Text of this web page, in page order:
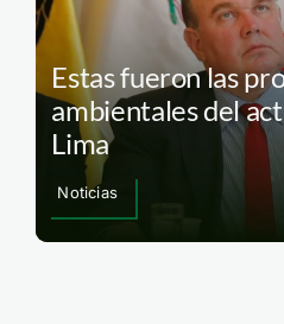
Estas fueron las
ambientales del
Lima
Noticias